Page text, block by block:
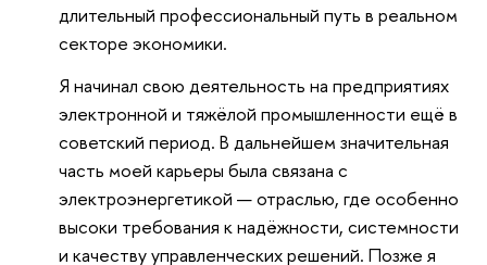
длительный профессиональный путь в реальном
секторе экономики.
Я начинал свою деятельность на предприятиях
электронной и тяжёлой промышленности ещё в
советский период. В дальнейшем значительная
часть моей карьеры была связана с
электроэнергетикой — отраслью, где особенно
высоки требования к надёжности, системности
и качеству управленческих решений. Позже я